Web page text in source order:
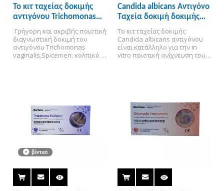
Το κιτ ταχείας δοκιμής
αντιγόνου Trichomonas
vaginalis αντιγόνου
(ανοσοχρωματογραφική
δοκιμασία)
Γρήγορη και ακριβής ποιοτική
διαγνωστική δοκιμή του
αντιγόνου Trichomonas
vaginalis.Spicemen: κολπικό
Candida albicans Αντιγόνο
Ταχεία δοκιμή δοκιμής
(ανοσοχρωματογραφική
δοκιμασία)
Το κιτ ταχείας δοκιμής
Candida albicans αντιγόνου
είναι κατάλληλο για την in
vitro ποιοτική ανίχνευση του
λοίμωξης Candida albicans.
βίντεο